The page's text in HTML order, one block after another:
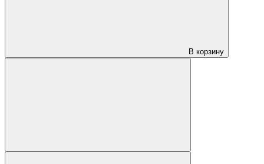
В корзину